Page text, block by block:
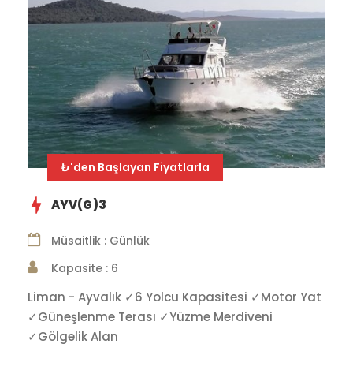
₺'den Başlayan Fiyatlarla
AYV(G)3
Müsaitlik : Günlük
Kapasite : 6
Liman - Ayvalık ✓6 Yolcu Kapasitesi ✓Motor Yat
✓Güneşlenme Terası ✓Yüzme Merdiveni
✓Gölgelik Alan